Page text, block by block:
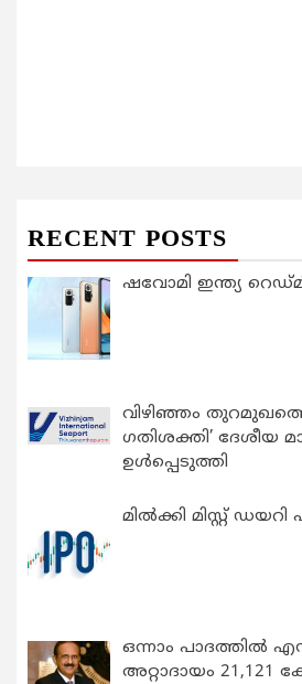
RECENT POSTS
ഷവോമി ഇന്ത്യ
വിഴിഞ്ഞം
ഗതിശക്തി’ ദേശീയ
ഉൾപ്പെടുത്തി
മിൽക്കി മിസ്റ്റ്
ഒന്നാം
അറ്റാദായം 21,121